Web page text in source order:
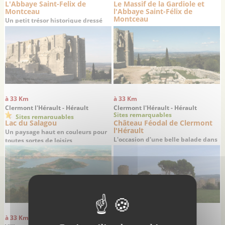
L'Abbaye Saint-Felix de
Montceau
Un petit trésor historique dressé
sur un promontoire offrant une
superbe vue sur la plaine de
Gigean
Le Massif de la Gardiole et
l'Abbaye Saint-Félix de
Montceau
à 33 Km
Clermont l'Hérault - Hérault
Sites remarquables
Lac du Salagou
Un paysage haut en couleurs pour
toutes sortes de loisirs
à 33 Km
Clermont l'Hérault - Hérault
Sites remarquables
Château Féodal de Clermont
l'Hérault
L'occasion d'une belle balade dans
la vallée de l'Hérault
à 33 Km